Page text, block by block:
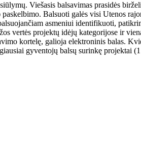
Viešasis balsavimas prasidės
Balsuoti galės visi Utenos
asmeniui identifikuoti,
vertės projektų idėjų kategorijose ir
kortelę, galioja elektroninis balas.
gyventojų balsų surinkę projektai (1